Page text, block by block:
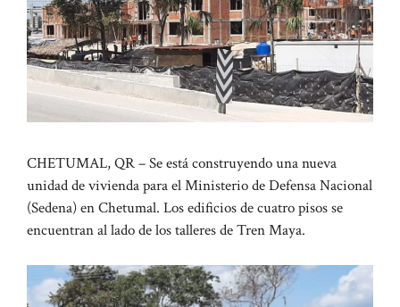
CHETUMAL, QR – Se está construyendo una nueva
unidad de vivienda para el Ministerio de Defensa Nacional
(Sedena) en Chetumal. Los edificios de cuatro pisos se
encuentran al lado de los talleres de Tren Maya.